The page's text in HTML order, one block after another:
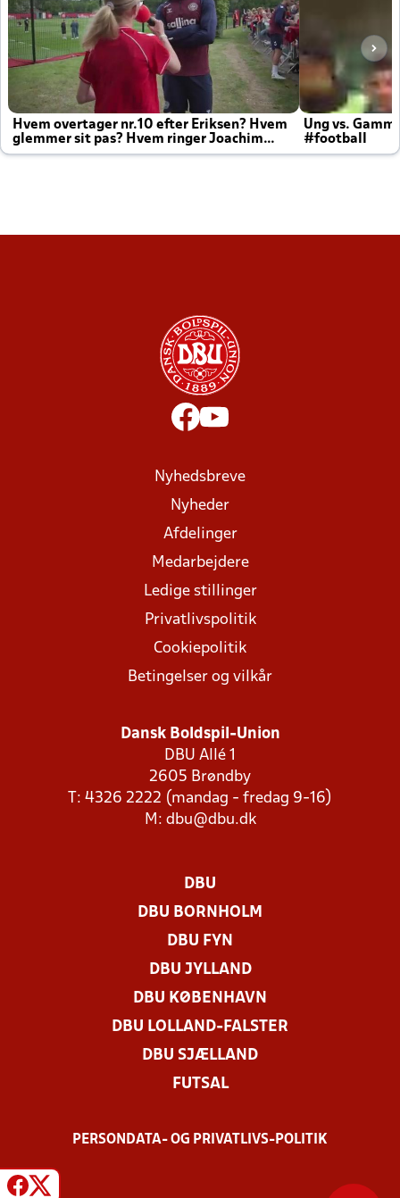
Hvem overtager nr.10 efter Eriksen? Hvem
glemmer sit pas? Hvem ringer Joachim
altid til efter kampe?
Ung vs.
#football
Nyhedsbreve
Nyheder
Afdelinger
Medarbejdere
Ledige stillinger
Privatlivspolitik
Cookiepolitik
Betingelser og vilkår
Dansk Boldspil-Union
DBU Allé 1
2605 Brøndby
T: 4326 2222 (mandag - fredag 9-16)
M: dbu@dbu.dk
DBU
DBU BORNHOLM
DBU FYN
DBU JYLLAND
DBU KØBENHAVN
DBU LOLLAND-FALSTER
DBU SJÆLLAND
FUTSAL
PERSONDATA- OG PRIVATLIVS-POLITIK